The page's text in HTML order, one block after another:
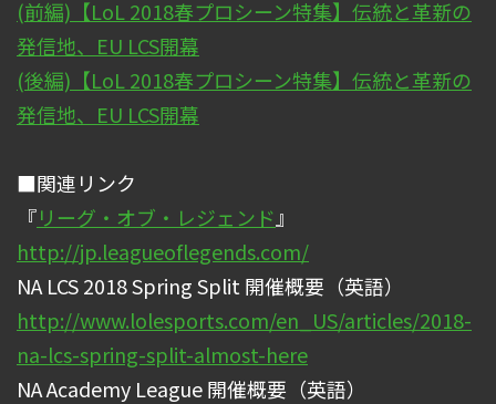
(前編)【LoL 2018春プロシーン特集】伝統と革新の
発信地、EU LCS開幕
(後編)【LoL 2018春プロシーン特集】伝統と革新の
発信地、EU LCS開幕
■関連リンク
『リーグ・オブ・レジェンド 』
http://jp.leagueoflegends.com/
NA LCS 2018 Spring Split 開催概要（英語）
http://www.lolesports.com/en_US/articles/2018-
na-lcs-spring-split-almost-here
NA Academy League 開催概要（英語）